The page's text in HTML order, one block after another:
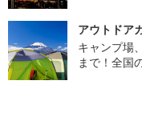
アウトドア
キャンプ場
まで！全国